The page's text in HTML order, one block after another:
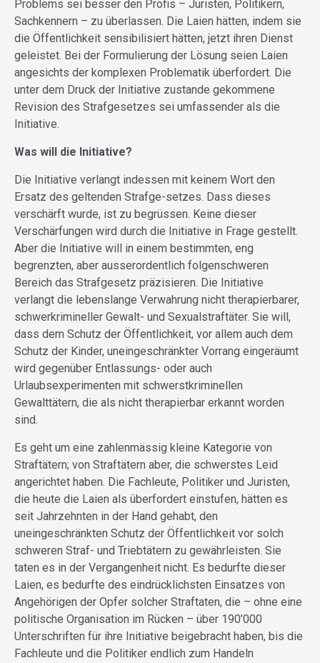
Problems sei besser den Profis – Juristen, Politikern,
Sachkennern – zu überlassen. Die Laien hätten, indem sie
die Öffentlichkeit sensibilisiert hätten, jetzt ihren Dienst
geleistet. Bei der Formulierung der Lösung seien Laien
angesichts der komplexen Problematik überfordert. Die
unter dem Druck der Initiative zustande gekommene
Revision des Strafgesetzes sei umfassender als die
Initiative.
Was will die Initiative?
Die Initiative verlangt indessen mit keinem Wort den
Ersatz des geltenden Strafge-setzes. Dass dieses
verschärft wurde, ist zu begrüssen. Keine dieser
Verschärfungen wird durch die Initiative in Frage gestellt.
Aber die Initiative will in einem bestimmten, eng
begrenzten, aber ausserordentlich folgenschweren
Bereich das Strafgesetz präzisieren. Die Initiative
verlangt die lebenslange Verwahrung nicht therapierbarer,
schwerkrimineller Gewalt- und Sexualstraftäter. Sie will,
dass dem Schutz der Öffentlichkeit, vor allem auch dem
Schutz der Kinder, uneingeschränkter Vorrang eingeräumt
wird gegenüber Entlassungs- oder auch
Urlaubsexperimenten mit schwerstkriminellen
Gewalttätern, die als nicht therapierbar erkannt worden
sind.
Es geht um eine zahlenmässig kleine Kategorie von
Straftätern; von Straftätern aber, die schwerstes Leid
angerichtet haben. Die Fachleute, Politiker und Juristen,
die heute die Laien als überfordert einstufen, hätten es
seit Jahrzehnten in der Hand gehabt, den
uneingeschränkten Schutz der Öffentlichkeit vor solch
schweren Straf- und Triebtätern zu gewährleisten. Sie
taten es in der Vergangenheit nicht. Es bedurfte dieser
Laien, es bedurfte des eindrücklichsten Einsatzes von
Angehörigen der Opfer solcher Straftaten, die – ohne eine
politische Organisation im Rücken – über 190’000
Unterschriften für ihre Initiative beigebracht haben, bis die
Fachleute und die Politiker endlich zum Handeln